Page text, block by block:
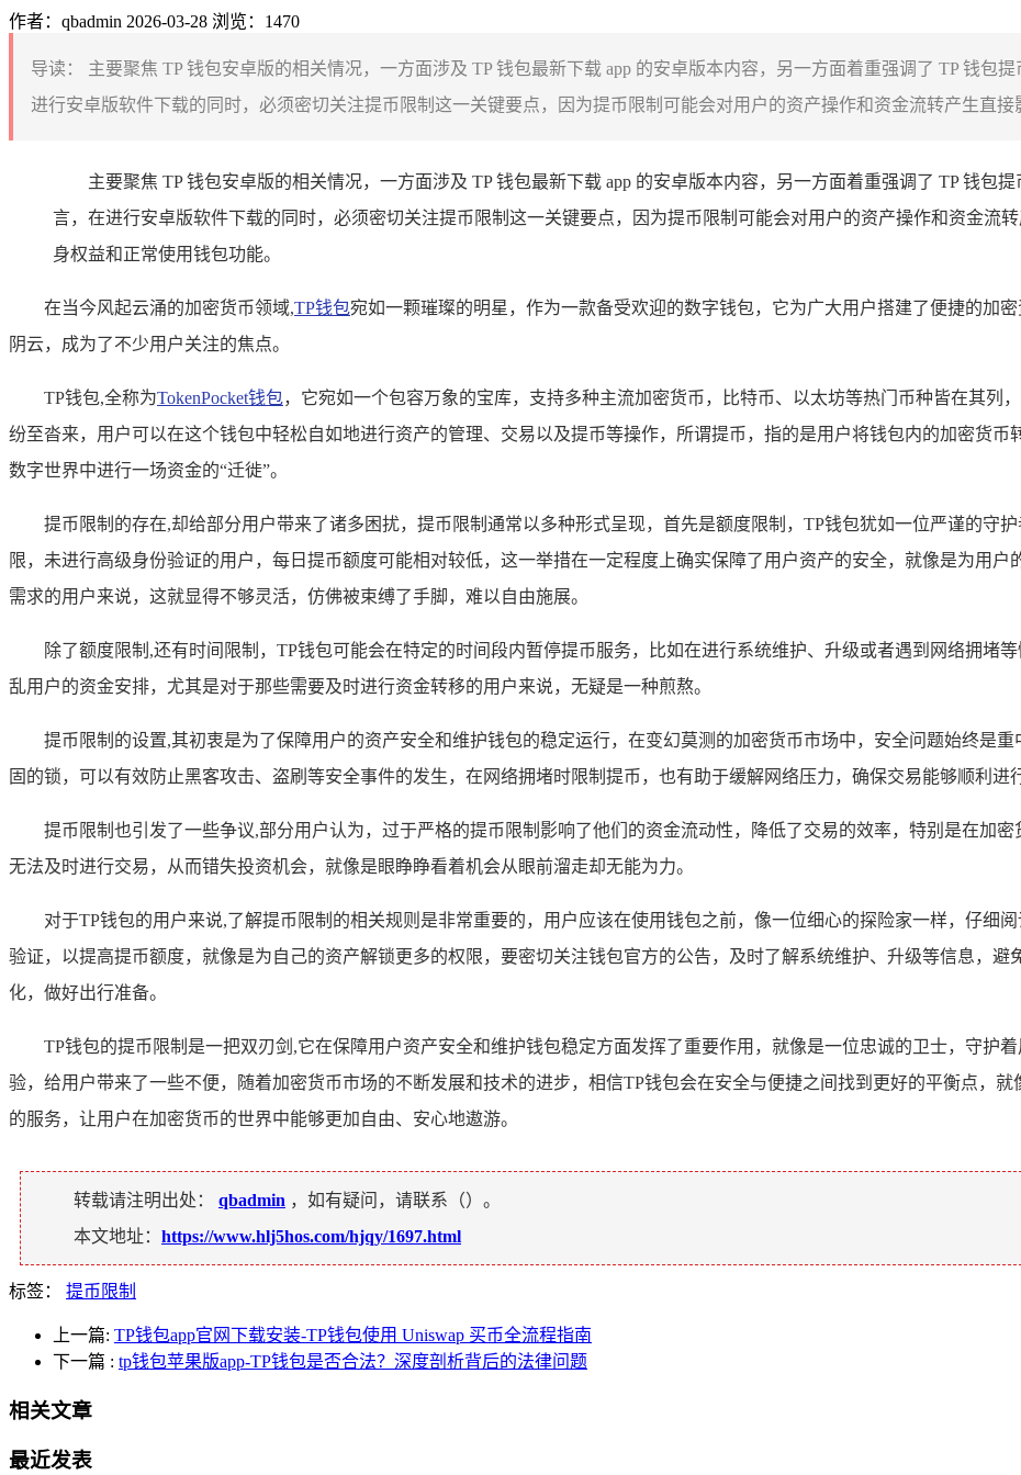
作者：qbadmin 2026-03-28 浏览：1470
导读：
主要聚焦 TP 钱包安卓版的相关情况，一方面涉及 TP 钱包最新下载 app 的安卓版本内容，另一方面着重强调了 TP 钱包
进行安卓版软件下载的同时，必须密切关注提币限制这一关键要点，因为提币限制可能会对用户的资产操作和资金流转产生直接
主要聚焦 TP 钱包安卓版的相关情况，一方面涉及 TP 钱包最新下载 app 的安卓版本内容，另一方面着重强调了 TP 钱包
言，在进行安卓版软件下载的同时，必须密切关注提币限制这一关键要点，因为提币限制可能会对用户的资产操作和资金流
身权益和正常使用钱包功能。
在当今风起云涌的加密货币领域,TP钱包宛如一颗璀璨的明星，作为一款备受欢迎的数字钱包，它为广大用户搭建了便捷的加
阴云，成为了不少用户关注的焦点。
TP钱包,全称为TokenPocket钱包，它宛如一个包容万象的宝库，支持多种主流加密货币，比特币、以太坊等热门币种皆在其列
纷至沓来，用户可以在这个钱包中轻松自如地进行资产的管理、交易以及提币等操作，所谓提币，指的是用户将钱包内的加密货
数字世界中进行一场资金的“迁徙”。
提币限制的存在,却给部分用户带来了诸多困扰，提币限制通常以多种形式呈现，首先是额度限制，TP钱包犹如一位严谨的守
限，未进行高级身份验证的用户，每日提币额度可能相对较低，这一举措在一定程度上确实保障了用户资产的安全，就像是为用
需求的用户来说，这就显得不够灵活，仿佛被束缚了手脚，难以自由施展。
除了额度限制,还有时间限制，TP钱包可能会在特定的时间段内暂停提币服务，比如在进行系统维护、升级或者遇到网络拥堵
乱用户的资金安排，尤其是对于那些需要及时进行资金转移的用户来说，无疑是一种煎熬。
提币限制的设置,其初衷是为了保障用户的资产安全和维护钱包的稳定运行，在变幻莫测的加密货币市场中，安全问题始终是
固的锁，可以有效防止黑客攻击、盗刷等安全事件的发生，在网络拥堵时限制提币，也有助于缓解网络压力，确保交易能够顺利进
提币限制也引发了一些争议,部分用户认为，过于严格的提币限制影响了他们的资金流动性，降低了交易的效率，特别是在加
无法及时进行交易，从而错失投资机会，就像是眼睁睁看着机会从眼前溜走却无能为力。
对于TP钱包的用户来说,了解提币限制的相关规则是非常重要的，用户应该在使用钱包之前，像一位细心的探险家一样，仔细
验证，以提高提币额度，就像是为自己的资产解锁更多的权限，要密切关注钱包官方的公告，及时了解系统维护、升级等信息，
化，做好出行准备。
TP钱包的提币限制是一把双刃剑,它在保障用户资产安全和维护钱包稳定方面发挥了重要作用，就像是一位忠诚的卫士，守护
验，给用户带来了一些不便，随着加密货币市场的不断发展和技术的进步，相信TP钱包会在安全与便捷之间找到更好的平衡点，
的服务，让用户在加密货币的世界中能够更加自由、安心地遨游。
转载请注明出处： qbadmin ，如有疑问，请联系（）。
本文地址： https://www.hlj5hos.com/hjqy/1697.html
标签： 提币限制
上一篇: TP钱包app官网下载安装-TP钱包使用 Uniswap 买币全流程指南
下一篇 : tp钱包苹果版app-TP钱包是否合法？深度剖析背后的法律问题
相关文章
最近发表